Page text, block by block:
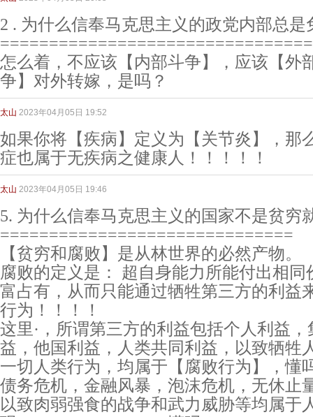
2 . 为什么信奉马克思主义的政党内部总
怎么着，不应该【内部斗争】，应该【外
争】对外转嫁，是吗？
太山 2023年04月05日 19:52
如果你将【疾病】定义为【关节炎】，那
症也属于无疾病之健康人！！！！！
太山 2023年04月05日 19:46
5. 为什么信奉马克思主义的国家不是贫穷
==============================
【贫穷和腐败】是从林世界的必然产物。
腐败的定义是： 超自身能力所能付出相
富占有，从而只能通过牺牲第三方的利益
行为！！！！
这里·，所谓第三方的利益包括个人利益
益，他国利益，人类共同利益，以致牺牲
一切人类行为，均属于【腐败行为】，懂
债务危机，金融风暴，泡沫危机，无休止
以致肉弱强食的战争和武力威胁等均属于